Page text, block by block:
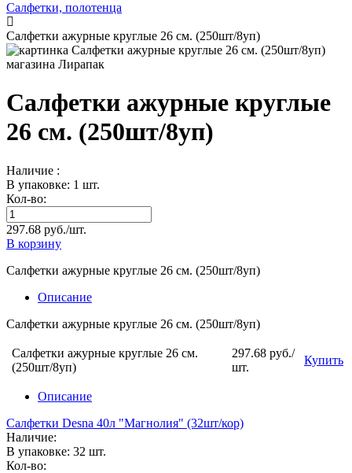
Салфетки, полотенца
Салфетки ажурные круглые 26 см. (250шт/8уп)
Салфетки ажурные круглые
26 см. (250шт/8уп)
Наличие :
В упаковке: 1 шт.
Кол-во:
297.68 руб./шт.
В корзину
Салфетки ажурные круглые 26 см. (250шт/8уп)
Описание
Салфетки ажурные круглые 26 см. (250шт/8уп)
Салфетки ажурные круглые 26 см.
(250шт/8уп)
297.68 руб./
шт.
Купить
Описание
Салфетки Desna 40л "Магнолия" (32шт/кор)
Наличие:
В упаковке: 32 шт.
Кол-во: